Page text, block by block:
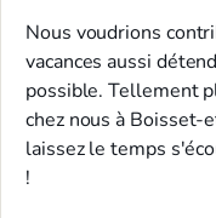
Nous voudrions
vacances aussi
possible. Tellement
chez nous à Boisset-
laissez le temps
!